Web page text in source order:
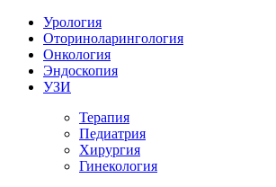
Урология
Оториноларингология
Онкология
Эндоскопия
УЗИ
Терапия
Педиатрия
Хирургия
Гинекология